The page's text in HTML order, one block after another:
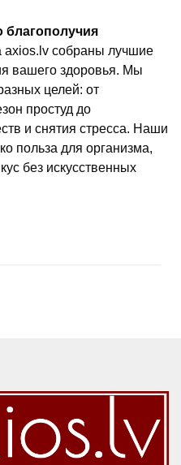
axios.lv собраны лучшие
вашего здоровья. Мы
целей: от
простуд до
и снятия стресса. Наши
польза для организма,
без искусственных